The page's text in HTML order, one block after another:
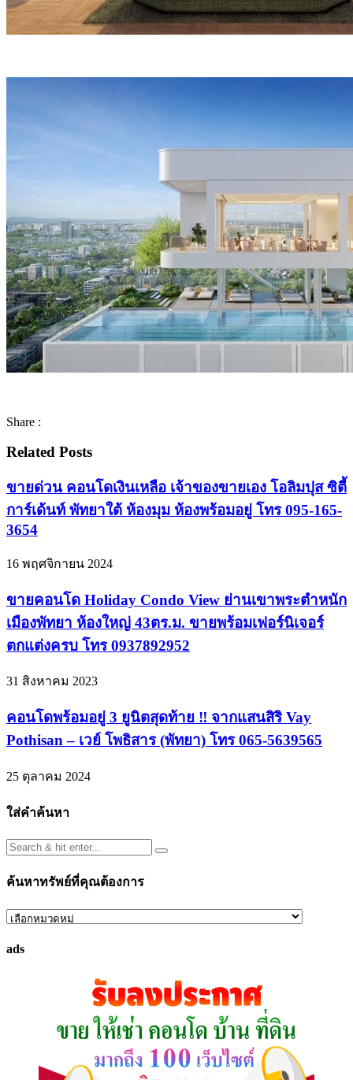
Share :
Related Posts
ขายด่วน คอนโดเงินเหลือ เจ้าของขายเอง โอลิมปุส ซิตี้
การ์เด้นท์ พัทยาใต้ ห้องมุม ห้องพร้อมอยู่ โทร 095-165-
3654
16 พฤศจิกายน 2024
ขายคอนโด Holiday Condo View ย่านเขาพระตำหนัก
เมืองพัทยา ห้องใหญ่ 43ตร.ม. ขายพร้อมเฟอร์นิเจอร์
ตกแต่งครบ โทร 0937892952
31 สิงหาคม 2023
คอนโดพร้อมอยู่ 3 ยูนิตสุดท้าย ‼️ จากแสนสิริ Vay
Pothisan – เวย์ โพธิสาร (พัทยา) โทร 065-5639565
25 ตุลาคม 2024
ใส่คำค้นหา
ค้นหาทรัพย์ที่คุณต้องการ
ค้นหา
ที่
ads